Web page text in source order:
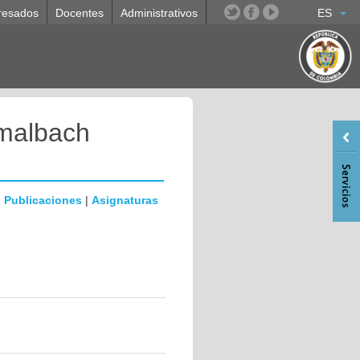
ES
Docentes Administrativos
Publicaciones | Asignaturas